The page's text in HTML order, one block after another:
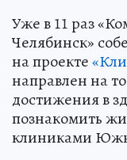
Уже в 11 раз
Челябинск»
на проекте
направлен на
достижения в
познакомить
клиниками